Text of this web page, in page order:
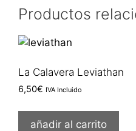
Productos
La Calavera Leviathan
6,50€ IVA Incluido
añadir al carrito